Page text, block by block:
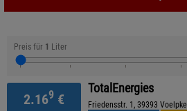
Preis für 1 Liter
2.169 €
TotalEnergies
Friedensstr. 1, 39393 Voelpke